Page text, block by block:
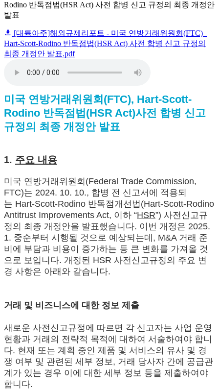
Rodino 반독점법(HSR Act) 사전 합병 신고 규정의 최종 개정안
발표
[대륙아주]해외규제리포트 - 미국 연방거래위원회(FTC)_
Hart-Scott-Rodino 반독점법(HSR Act) 사전 합병 신고 규정의
최종 개정안 발표.pdf
미국 연방거래위원회(FTC), Hart-Scott-
Rodino 반독점법(HSR Act)사전 합병 신고
규정의 최종 개정안 발표
1. 주요 내용
미국 연방거래위원회(Federal Trade Commission,
FTC)는 2024. 10. 10., 합병 전 신고서에 적용되
는 Hart-Scott-Rodino 반독점개선법(Hart-Scott-Rodino
Antitrust Improvements Act, 이하 “HSR”) 사전신고규
정의 최종 개정안을 발표했습니다. 이번 개정은 2025.
1. 중순부터 시행될 것으로 예상되는데, M&A 거래 준
비에 부담과 비용이 증가하는 등 큰 변화를 가져올 것
으로 보입니다. 개정된 HSR 사전신고규정의 주요 변
경 사항은 아래와 같습니다.
거래 및 비즈니스에 대한 정보 제출
새로운 사전신고규정에 따르면 각 신고자는 사업 운영
현황과 거래의 전략적 목적에 대하여 서술하여야 합니
다. 현재 또는 계획 중인 제품 및 서비스의 유사 및 경
쟁 여부 및 관련된 세부 정보, 거래 당사자 간에 공급관
계가 있는 경우 이에 대한 세부 정보 등을 제출하여야
합니다.